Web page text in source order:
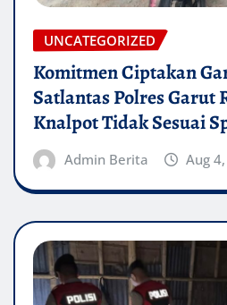
UNCATEGORIZED
Komitmen Ciptakan
Satlantas Polres Garut
Knalpot Tidak Sesuai
Admin Berita Aug